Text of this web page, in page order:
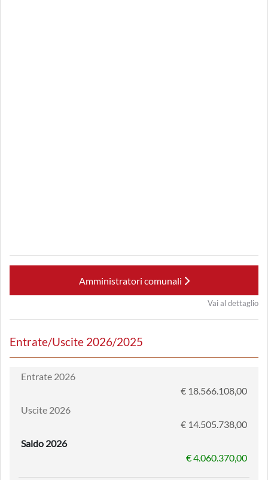
Amministratori comunali
Vai al dettaglio
Entrate/Uscite 2026/2025
Entrate 2026
€ 18.566.108,00
Uscite 2026
€ 14.505.738,00
Saldo 2026
€ 4.060.370,00